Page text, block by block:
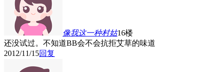
像我这一种村姑16楼
还没试过。不知道BB会不会抗拒艾草的味道
2012/11/15回复